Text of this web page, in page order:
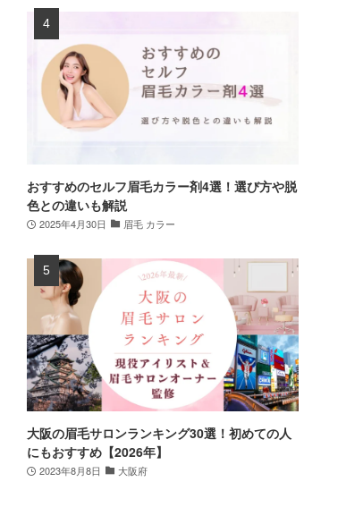
おすすめのセルフ眉毛カラー剤4選！選び方や脱
色との違いも解説
2025年4月30日 眉毛 カラー
大阪の眉毛サロンランキング30選！初めての人
にもおすすめ【2026年】
2023年8月8日 大阪府